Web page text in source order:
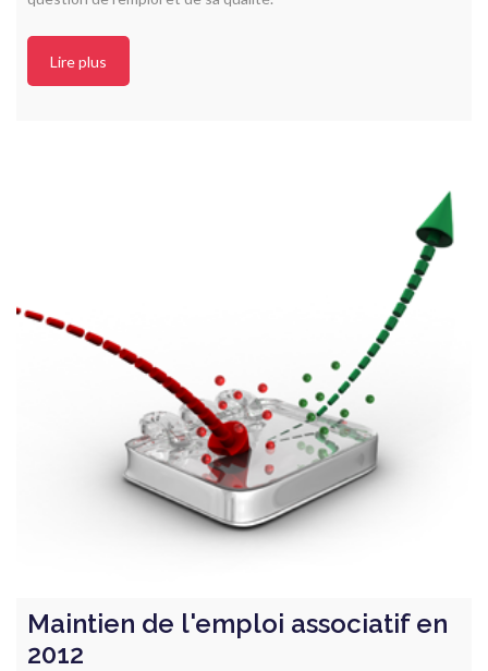
Lire plus
Maintien de l'emploi associatif en
2012